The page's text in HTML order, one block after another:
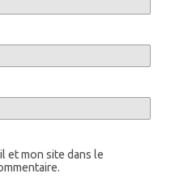
et mon site dans le